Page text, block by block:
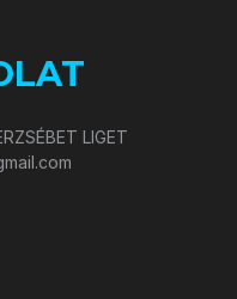
LIGET